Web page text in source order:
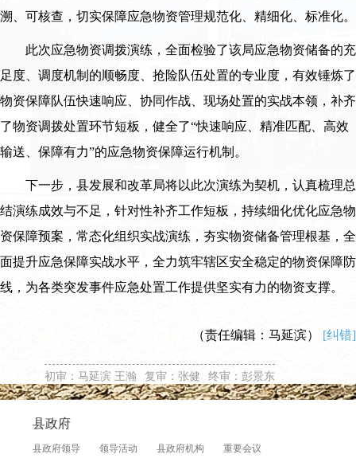
溯、可核查，切实保障应急物资管理规范化、精细化、标准化。
此次应急物资调拨演练，全面检验了该局应急物资储备的充
足度、调度机制的顺畅度、抢险队伍处置的专业度，有效锤炼了
物资保障队伍快速响应、协同作战、现场处置的实战本领，补齐
了物资调拨处置环节短板，健全了“快速响应、精准匹配、高效
输送、保障有力”的应急物资保障运行机制。
下一步，县发展和改革局将以此次演练为契机，认真梳理总
结演练成效与不足，针对性补齐工作短板，持续细化优化应急物
资保障预案，常态化组织实战演练，夯实物资储备管理根基，全
面提升应急保障实战水平，全力筑牢辖区安全稳定的物资保障防
线，为各类突发事件应急处置工作提供坚实有力的物资支撑。
（责任编辑：马延滨） [纠错]
初审：马延滨 王瀚 复审：张健 终审：彭景东
县政府
县政府领导 领导活动 县政府机构 重要会议